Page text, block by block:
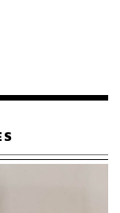
ยังคงพูดถึงเรื่อง
เกิดขึ้นในความ
กว้างขึ้นกว่าเดิม